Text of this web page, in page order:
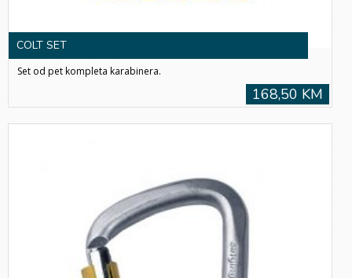
COLT SET
Set od pet kompleta karabinera.
168,50 KM